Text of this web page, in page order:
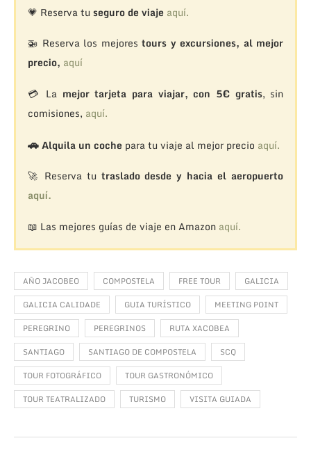
💗 Reserva tu seguro de viaje aquí.
🚁 Reserva los mejorestours y excursiones, al mejor
precio, aquí
💳 La mejor tarjeta para viajar, con 5€ gratis, sin
comisiones, aquí.
🚗Alquila un coche para tu viaje al mejor precio aquí.
🚀 Reserva tu traslado desde y hacia el aeropuerto
aquí.
📖 Las mejores guías de viaje en Amazon aquí.
AÑO JACOBEO COMPOSTELA FREE TOUR
GALICIA
GALICIA CALIDADE
GUIA TURÍSTICO
MEETING POINT
PEREGRINO
PEREGRINOS
RUTA XACOBEA
SANTIAGO
SANTIAGO DE COMPOSTELA
SCQ
TOUR FOTOGRÁFICO
TOUR GASTRONÓMICO
TOUR TEATRALIZADO
TURISMO VISITA GUIADA